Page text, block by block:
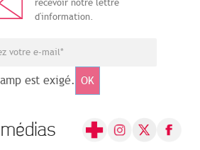
recevoir notre lettre
d'information.
est exigé. OK